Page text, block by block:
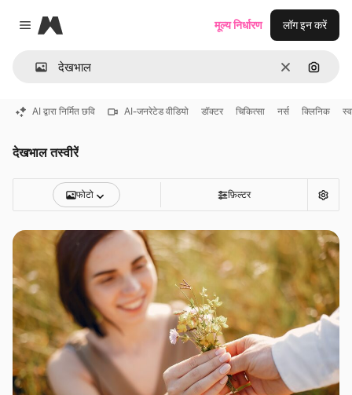
Close menu
Magnific
साफ़ इमेज से
मूल्य निर्धारण लॉग इन करें
AI द्वारा निर्मित छवि AI-जनरेटेड वीडियो डॉक्टर चिकित्सा नर्स क्लिनिक
देखभाल तस्वीरें
फोटो फ़िल्टर